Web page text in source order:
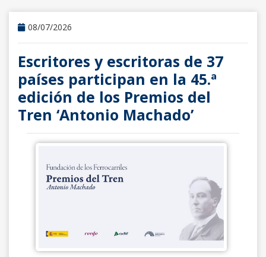
08/07/2026
Escritores y escritoras de 37
países participan en la 45.ª
edición de los Premios del
Tren ‘Antonio Machado’